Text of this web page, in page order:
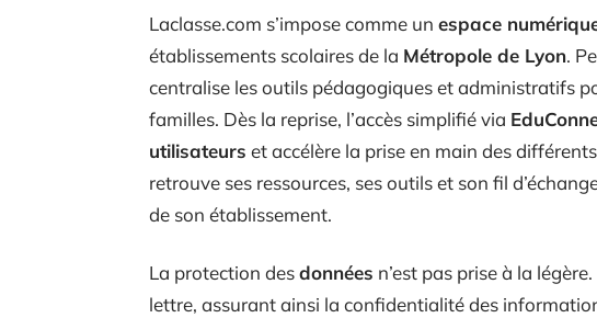
Laclasse.com s’impose comme un espace
établissements scolaires de la Métropole de Lyon.
centralise les outils pédagogiques et administratifs
familles. Dès la reprise, l’accès simplifié via
utilisateurs et accélère la prise en main des
retrouve ses ressources, ses outils et son fil
de son établissement.
La protection desdonnées n’est pas prise à la
lettre, assurant ainsi la confidentialité des